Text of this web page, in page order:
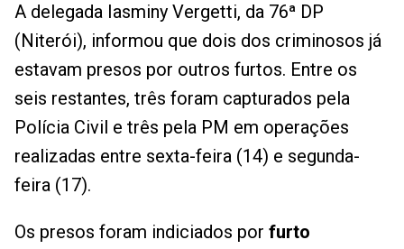
A delegada Iasminy Vergetti, da 76ª DP
(Niterói), informou que dois dos criminosos já
estavam presos por outros furtos. Entre os
seis restantes, três foram capturados pela
Polícia Civil e três pela PM em operações
realizadas entre sexta-feira (14) e segunda-
feira (17).
Os presos foram indiciados por furto